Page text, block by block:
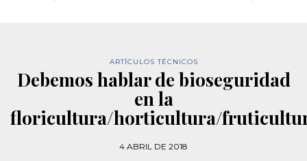
ARTÍCULOS TÉCNICOS
Debemos hablar de bioseguridad
en la
floricultura/horticultura/
4 ABRIL DE 2018